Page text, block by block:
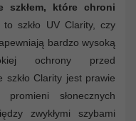
szkłem, które chroni
to szkło UV Clarity, czy
bardzo wysoką
ochrony przed
szkło Clarity jest prawie
słonecznych
zwykłymi szybami